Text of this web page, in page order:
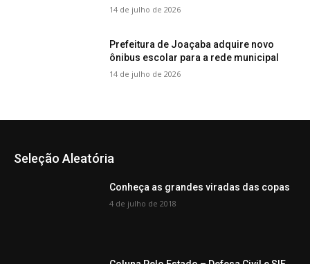
14 de julho de 2026
Prefeitura de Joaçaba adquire novo
ônibus escolar para a rede municipal
14 de julho de 2026
Seleção Aleatória
Conheça as grandes viradas das copas
4 de julho de 2018